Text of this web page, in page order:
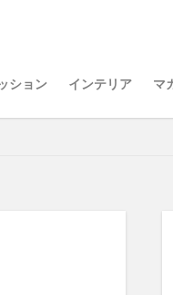
ション インテリア マ